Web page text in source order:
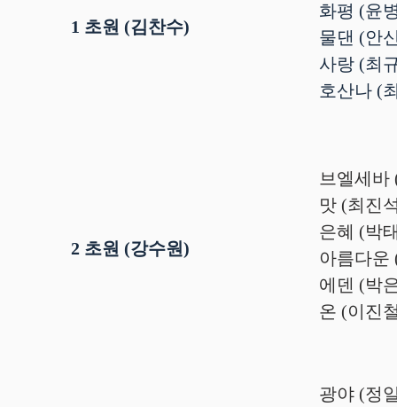
1 초원 (김찬수)
화평 (윤
물댄 (안
사랑 (최
호산나 (
2 초원 (강수원)
브엘세바
맛 (최진
은혜 (박
아름다운
에덴 (박
온 (이진
광야 (정